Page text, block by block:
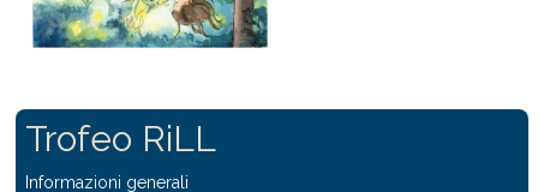
Trofeo RiLL
Informazioni generali